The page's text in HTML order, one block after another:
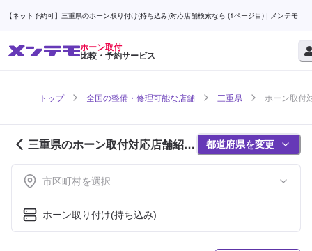
【ネット予約可】三重県のホーン取り付け(持ち込み)対応店舗検索なら (1ページ目) | メンテモ
ホーン取付
比較・予約サービス
トップ 全国の整備・修理可能な店舗 三重県 ホーン取付
三重県のホーン取付対応店舗紹介
(1ページ目)
都道府県を変更
市区町村を選択
ホーン取り付け(持ち込み)